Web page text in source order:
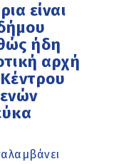
είναι
ήδη
αρχή